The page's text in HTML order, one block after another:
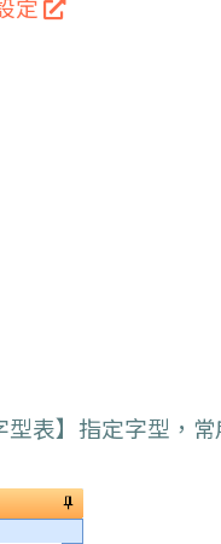
表】指定字型， 常